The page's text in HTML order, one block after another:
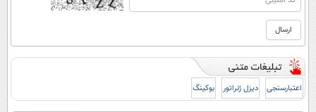
اعتبارسنجی دیزل ژنراتور بوکینگ